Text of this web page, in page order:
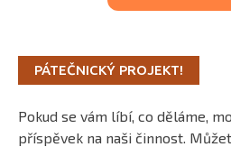
PÁTEČNICKÝ PROJEKT!
Pokud se vám líbí, co děláme,
příspěvek na naši činnost.